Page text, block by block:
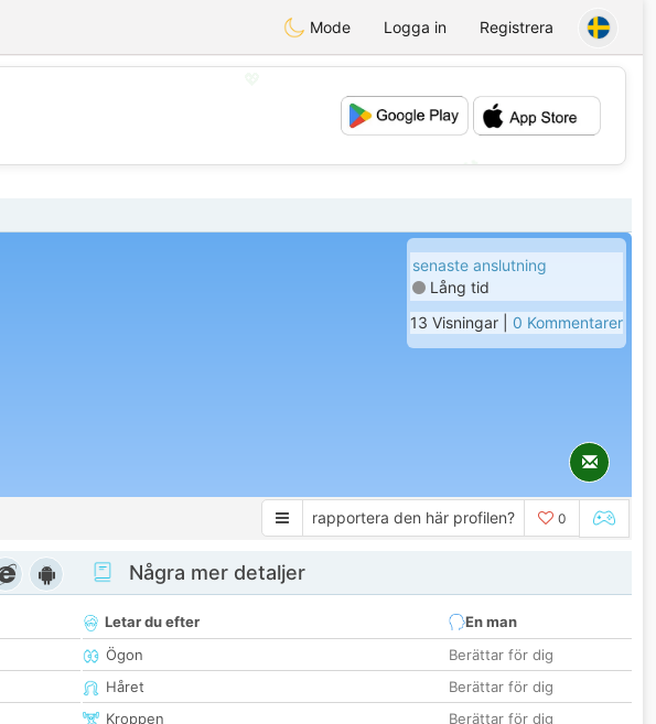
Mode Logga in Registrera
💕
senaste anslutning
Lång tid
13 Visningar | 0 Kommentarer
rapportera den här profilen? 0
Några mer detaljer
Letar du efter
En man
Ögon
Berättar för dig
Håret
Berättar för dig
Kroppen
Berättar för dig